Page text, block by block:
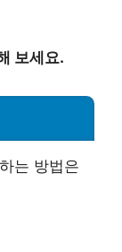
보세요.
는 방법은